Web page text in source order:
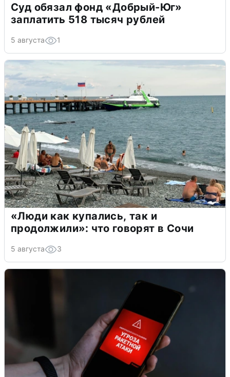
Суд обязал фонд «Добрый-Юг»
заплатить 518 тысяч рублей
5 августа 1
«Люди как купались, так и
продолжили»: что говорят в Сочи
5 августа 3